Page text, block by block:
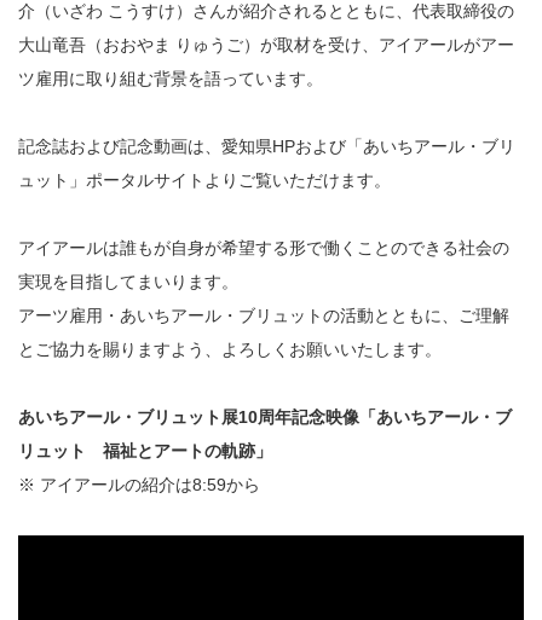
介（いざわ こうすけ）さんが紹介されるとともに、代表取締役の
大山竜吾（おおやま りゅうご）が取材を受け、アイアールがアー
ツ雇用に取り組む背景を語っています。
記念誌および記念動画は、愛知県HPおよび「あいちアール・ブリ
ュット」ポータルサイトよりご覧いただけます。
アイアールは誰もが自身が希望する形で働くことのできる社会の
実現を目指してまいります。
アーツ雇用・あいちアール・ブリュットの活動とともに、ご理解
とご協力を賜りますよう、よろしくお願いいたします。
あいちアール・ブリュット展10周年記念映像「あいちアール・ブ
リュット 福祉とアートの軌跡」
※ アイアールの紹介は8:59から